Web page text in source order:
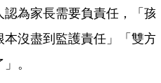
為家長需要負責任，「孩
沒盡到監護責任」「雙方
。